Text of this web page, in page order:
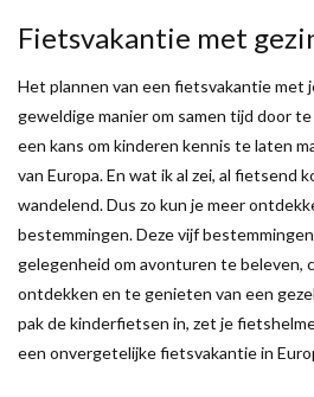
Fietsvakantie met
Het plannen van een fietsvakantie met
geweldige manier om samen tijd door
een kans om kinderen kennis te laten
van Europa. En wat ik al zei, al fietsend
wandelend. Dus zo kun je meer
bestemmingen. Deze vijf
gelegenheid om avonturen te
ontdekken en te genieten van een
pak de kinderfietsen in, zet je
een onvergetelijke fietsvakantie in